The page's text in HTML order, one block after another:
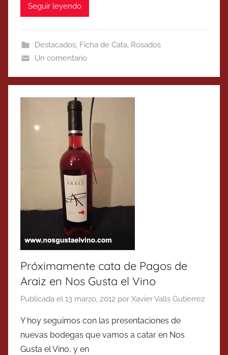
Seguir leyendo
Destacados, Ficha de Cata, Rosados
Un comentario
Próximamente cata de Pagos de
Araiz en Nos Gusta el Vino
Publicada el 13 marzo, 2012 por Xavier Valls Gutierrez
Y hoy seguimos con las presentaciones de
nuevas bodegas que vamos a catar en Nos
Gusta el Vino, y en